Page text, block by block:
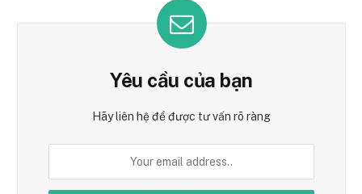
Yêu cầu của bạn
Hãy liên hệ để được tư vấn rõ ràng